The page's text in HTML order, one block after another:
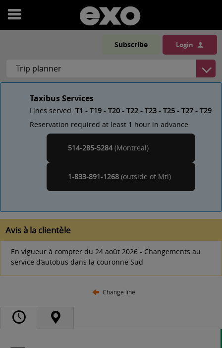
Open
Subscribe Login
Taxibus Services
Lines served: T1 - T19 - T20 - T22 - T23 - T25 - T27 - T29
Reservation required at least 1 hour in advance
514-285-5284(Montreal)
1-833-891-1268 (outside of Montreal
)
Avis à la clientèle
En vigueur à compter du 24 août 2026 - Changements au
service d’autobus dans la couronne Sud
Change line